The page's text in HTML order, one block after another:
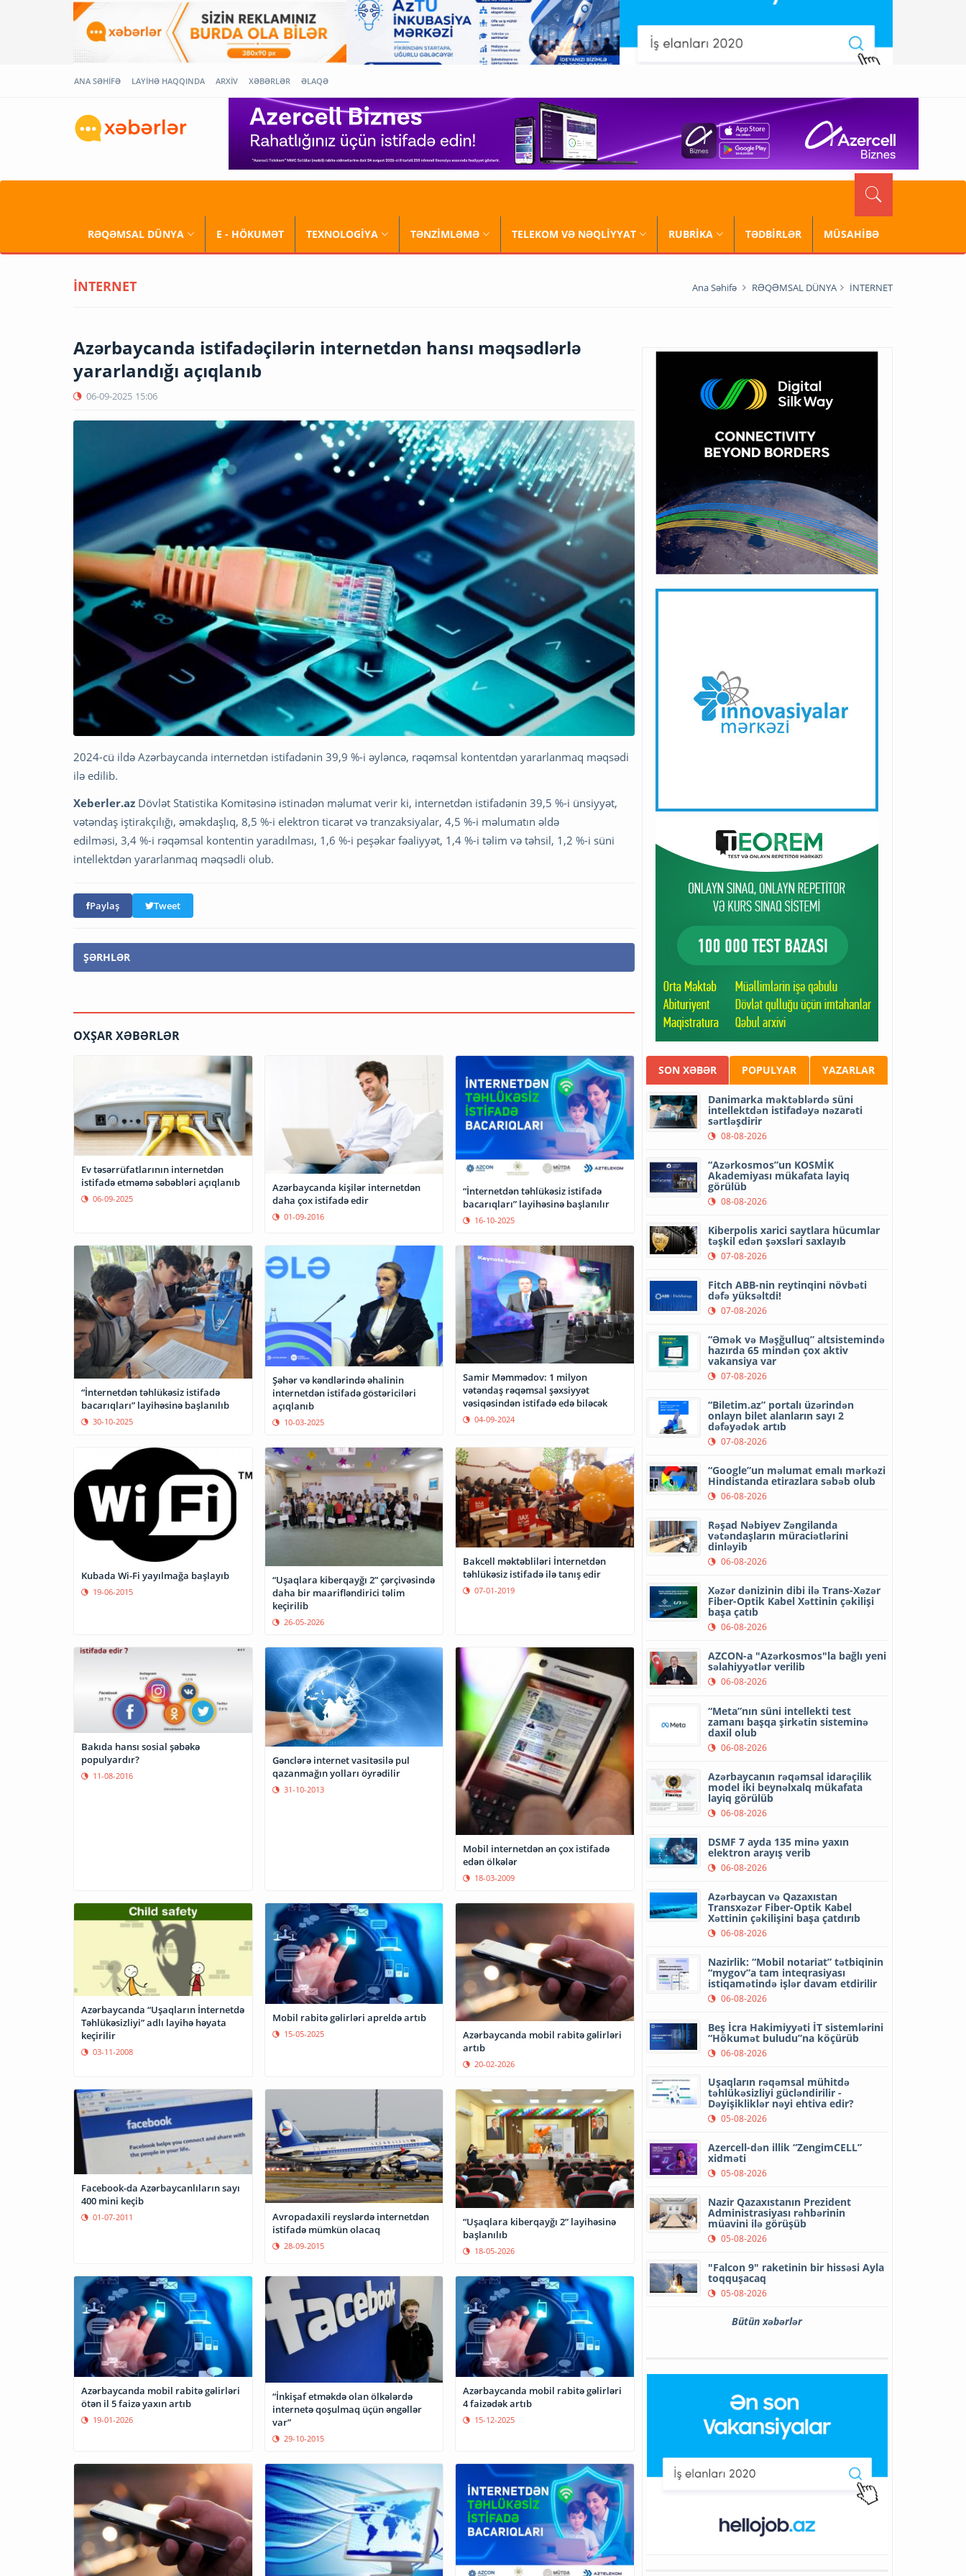
ANA SƏHİFƏ LAYİHƏ HAQQINDA ARXİV XƏBƏRLƏR ƏLAQƏ
RƏQƏMSAL DÜNYA E - HÖKUMƏT TEXNOLOGİYA TƏNZİMLƏMƏ TELEKOM VƏ NƏQLİYYAT RUBRİKA TƏDBİRLƏR MÜSAHİBƏ
İNTERNET Ana Səhifə RƏQƏMSAL DÜNYA İNTERNET
Azərbaycanda istifadəçilərin internetdən hansı məqsədlərlə
yararlandığı açıqlanıb
06-09-2025 15:06
2024-cü ildə Azərbaycanda internetdən istifadənin 39,9 %-i əyləncə, rəqəmsal kontentdən yararlanmaq məqsədi
ilə edilib.
Xeberler.az Dövlət Statistika Komitəsinə istinadən məlumat verir ki, internetdən istifadənin 39,5 %-i ünsiyyət,
vətəndaş iştirakçılığı, əməkdaşlıq, 8,5 %-i elektron ticarət və tranzaksiyalar, 4,5 %-i məlumatın əldə
edilməsi, 3,4 %-i rəqəmsal kontentin yaradılması, 1,6 %-i peşəkar fəaliyyət, 1,4 %-i təlim və təhsil, 1,2 %-i süni
intellektdən yararlanmaq məqsədli olub.
Paylaş Tweet
ŞƏRHLƏR
OXŞAR XƏBƏRLƏR
Ev təsərrüfatlarının internetdən
istifadə etməmə səbəbləri açıqlanıb
06-09-2025
Azərbaycanda kişilər internetdən
daha çox istifadə edir
01-09-2016
“İnternetdən təhlükəsiz istifadə
bacarıqları” layihəsinə başlanılır
16-10-2025
“İnternetdən təhlükəsiz istifadə
bacarıqları” layihəsinə başlanılıb
30-10-2025
Şəhər və kəndlərində əhalinin
internetdən istifadə göstəriciləri
açıqlanıb
10-03-2025
Samir Məmmədov: 1 milyon
vətəndaş rəqəmsal şəxsiyyət
vəsiqəsindən istifadə edə biləcək
04-09-2024
Kubada Wi-Fi yayılmağa başlayıb
19-06-2015
“Uşaqlara kiberqayğı 2” çərçivəsində
daha bir maarifləndirici təlim
keçirilib
26-05-2026
Bakcell məktəbliləri İnternetdən
təhlükəsiz istifadə ilə tanış edir
07-01-2019
Bakıda hansı sosial şəbəkə
populyardır?
11-08-2016
Gənclərə internet vasitəsilə pul
qazanmağın yolları öyrədilir
31-10-2013
Mobil internetdən ən çox istifadə
edən ölkələr
18-03-2009
Azərbaycanda “Uşaqların İnternetdə
Təhlükəsizliyi” adlı layihə həyata
keçirilir
03-11-2008
Mobil rabitə gəlirləri apreldə artıb
15-05-2025
Azərbaycanda mobil rabitə gəlirləri
artıb
20-02-2026
Facebook-da Azərbaycanlıların sayı
400 mini keçib
01-07-2011
Avropadaxili reyslərdə internetdən
istifadə mümkün olacaq
28-09-2015
“Uşaqlara kiberqayğı 2” layihəsinə
başlanılıb
18-05-2026
Azərbaycanda mobil rabitə gəlirləri
ötən il 5 faizə yaxın artıb
19-01-2026
“İnkişaf etməkdə olan ölkələrdə
internetə qoşulmaq üçün əngəllər
var”
29-10-2015
Azərbaycanda mobil rabitə gəlirləri
4 faizədək artıb
15-12-2025
SON XƏBƏR POPULYAR YAZARLAR
Danimarka məktəblərdə süni
intellektdən istifadəyə nəzarəti
sərtləşdirir
08-08-2026
“Azərkosmos”un KOSMİK
Akademiyası mükafata layiq
görülüb
08-08-2026
Kiberpolis xarici saytlara hücumlar
təşkil edən şəxsləri saxlayıb
07-08-2026
Fitch ABB-nin reytinqini növbəti
dəfə yüksəltdi!
07-08-2026
“Əmək və Məşğulluq” altsistemində
hazırda 65 mindən çox aktiv
vakansiya var
07-08-2026
“Biletim.az” portalı üzərindən
onlayn bilet alanların sayı 2
dəfəyədək artıb
07-08-2026
“Google”un məlumat emalı mərkəzi
Hindistanda etirazlara səbəb olub
06-08-2026
Rəşad Nəbiyev Zəngilanda
vətəndaşların müraciətlərini
dinləyib
06-08-2026
Xəzər dənizinin dibi ilə Trans-Xəzər
Fiber-Optik Kabel Xəttinin çəkilişi
başa çatıb
06-08-2026
AZCON-a "Azərkosmos"la bağlı yeni
səlahiyyətlər verilib
06-08-2026
“Meta”nın süni intellekti test
zamanı başqa şirkətin sisteminə
daxil olub
06-08-2026
Azərbaycanın rəqəmsal idarəçilik
model iki beynəlxalq mükafata
layiq görülüb
06-08-2026
DSMF 7 ayda 135 minə yaxın
elektron arayış verib
06-08-2026
Azərbaycan və Qazaxıstan
Transxəzər Fiber-Optik Kabel
Xəttinin çəkilişini başa çatdırıb
06-08-2026
Nazirlik: “Mobil notariat” tətbiqinin
“mygov”a tam inteqrasiyası
istiqamətində işlər davam etdirilir
06-08-2026
Beş İcra Hakimiyyəti İT sistemlərini
“Hökumət buludu”na köçürüb
06-08-2026
Uşaqların rəqəmsal mühitdə
təhlükəsizliyi gücləndirilir -
Dəyişikliklər nəyi ehtiva edir?
05-08-2026
Azercell-dən illik “ZengimCELL”
xidməti
05-08-2026
Nazir Qazaxıstanın Prezident
Administrasiyası rəhbərinin
müavini ilə görüşüb
05-08-2026
"Falcon 9" raketinin bir hissəsi Ayla
toqquşacaq
05-08-2026
Bütün xəbərlər